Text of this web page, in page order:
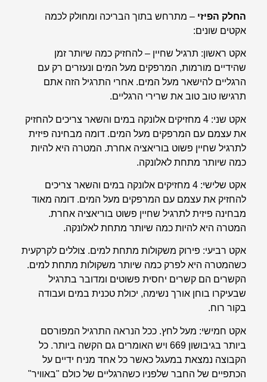
החלק הפיזי – מתרחש בתוך הבריכה ומחולק לכמה
אקטים שונים:
אקט ראשון: תרגיל שחיין – להחזיק כמה שיותר זמן
שהידיים מורמות, המרפקים מעל המים ונעזרים רק עם
הרגליים להישאר מעל המים. אחרי התרגיל הזה אתם
תרגישו טוב טוב את שרירי הרגליים.
אקט שני
: 4 מחזיקים אלונקה במים והשאר צריכים להחזיק
את עצמם עם המרפקים מעל המים. דומה מבחינה פיזית
לתרגיל שחיין פשוט בוריאציה אחרת. המטרה היא להיות
כמה שיותר מתחת לאלונקה.
אקט שלישי
: 4 מחזיקים אלונקה במים והשאר צריכים
להחזיק את עצמם עם המרפקים מעל המים. דומה מאוד
מבחינה פיזית לתרגיל שחיין פשוט בוריאציה אחרת.
המטרה היא להיות כמה שיותר מתחת לאלונקה.
אקט רביעי: פירוק משקולות מתחת למים. צוללים לקרקעית
כשהמטרה היא לפרק כמה שיותר משקולות מתחת למים.
הקשרים הם קשרים יחסית פשוטים ומדובר בתרגיל
שבעיקרו בוחן אורך נשימה, יכולת טכנית במים ועבודה
בקור רוח.
אקט חמישי: מעל לחץ. ככל הנראה התרגיל המפורסם
ביותר בגיבושון 669 ויש האומרים גם הקשה ביותר. כל
הקבוצה נמצאת במעגל כאשר כל אחד מניח ידיים על
הכתפיים של החבר שלפניו כשהרגליים של כולם "באוויר"